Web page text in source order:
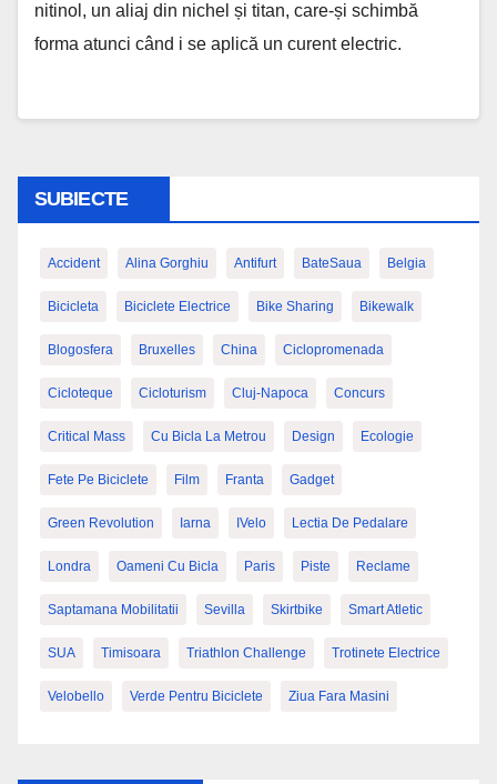
nitinol, un aliaj din nichel și titan, care-și schimbă
forma atunci când i se aplică un curent electric.
SUBIECTE
Accident Alina Gorghiu Antifurt BateSaua Belgia
Bicicleta Biciclete Electrice Bike Sharing Bikewalk
Blogosfera Bruxelles China Ciclopromenada
Cicloteque Cicloturism Cluj-Napoca Concurs
Critical Mass Cu Bicla La Metrou Design Ecologie
Fete Pe Biciclete Film Franta Gadget
Green Revolution Iarna IVelo Lectia De Pedalare
Londra Oameni Cu Bicla Paris Piste Reclame
Saptamana Mobilitatii Sevilla Skirtbike Smart Atletic
SUA Timisoara Triathlon Challenge Trotinete Electrice
Velobello Verde Pentru Biciclete Ziua Fara Masini